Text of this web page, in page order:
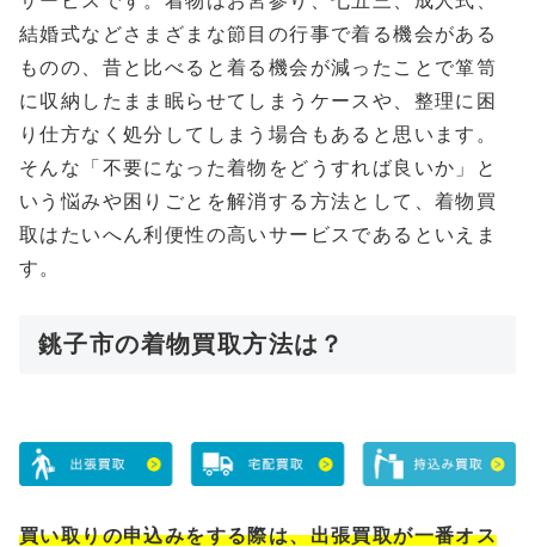
結婚式などさまざまな節目の行事で着る機会がある
ものの、昔と比べると着る機会が減ったことで箪笥
に収納したまま眠らせてしまうケースや、整理に困
り仕方なく処分してしまう場合もあると思います。
そんな「不要になった着物をどうすれば良いか」と
いう悩みや困りごとを解消する方法として、着物買
取はたいへん利便性の高いサービスであるといえま
す。
銚子市の着物買取方法は？
買い取りの申込みをする際は、出張買取が一番オス